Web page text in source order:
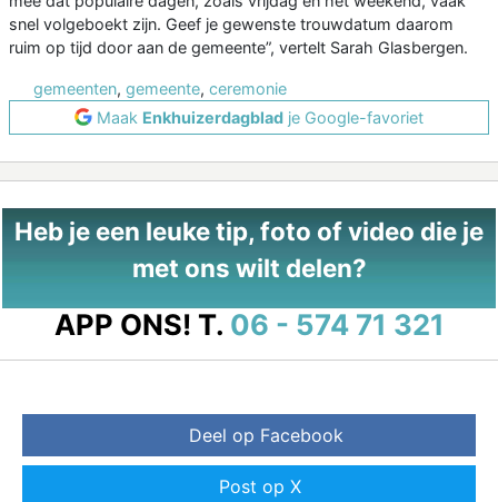
snel volgeboekt zijn. Geef je gewenste trouwdatum daarom
ruim op tijd door aan de gemeente”, vertelt Sarah Glasbergen.
gemeenten, gemeente, ceremonie
Maak Enkhuizerdagblad je Google-favoriet
Heb je een leuke tip, foto of video die je
met ons wilt delen?
APP ONS! T. 06 - 574 71 321
Deel op Facebook
Post op X